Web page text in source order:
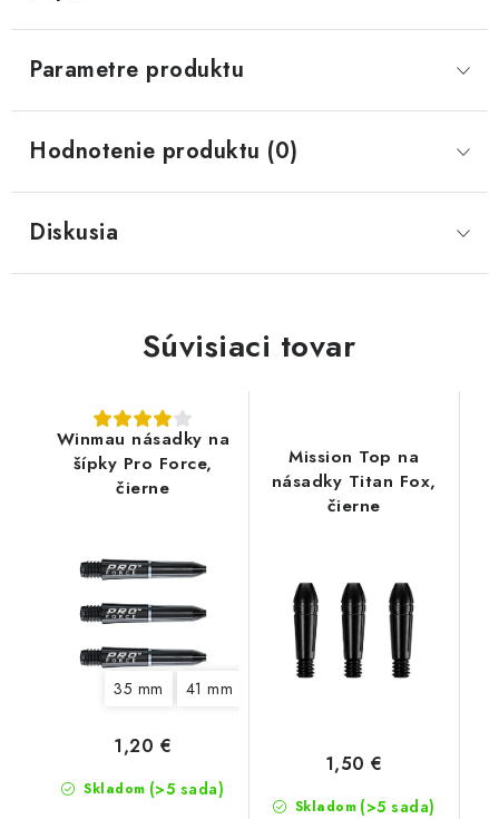
Parametre produktu
Hodnotenie produktu (0)
Diskusia
Súvisiaci tovar
Winmau násadky na
šípky Pro Force,
čierne
35 mm 41 mm
Skladom (>5 sada)
1,20 €
Mission Top na
násadky Titan Fox,
čierne
Skladom (>5 sada)
1,50 €